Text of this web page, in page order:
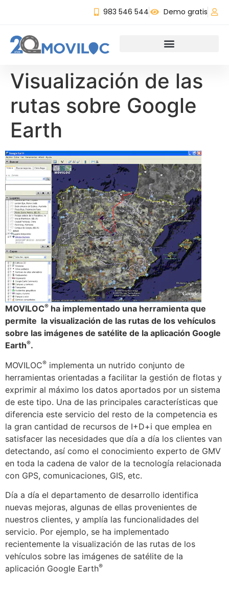
983 546 544 Demo gratis
Visualización de las
rutas sobre Google
Earth
MOVILOC® ha implementado una herramienta que
permite la visualización de las rutas de los vehículos
sobre las imágenes de satélite de la aplicación Google
Earth®.
MOVILOC® implementa un nutrido conjunto de
herramientas orientadas a facilitar la gestión de flotas y
exprimir al máximo los datos aportados por un sistema
de este tipo. Una de las principales características que
diferencia este servicio del resto de la competencia es
la gran cantidad de recursos de I+D+i que emplea en
satisfacer las necesidades que día a día los clientes van
detectando, así como el conocimiento experto de GMV
en toda la cadena de valor de la tecnología relacionada
con GPS, comunicaciones, GIS, etc.
Día a día el departamento de desarrollo identifica
nuevas mejoras, algunas de ellas provenientes de
nuestros clientes, y amplía las funcionalidades del
servicio. Por ejemplo, se ha implementado
recientemente la visualización de las rutas de los
vehículos sobre las imágenes de satélite de la
aplicación Google Earth®